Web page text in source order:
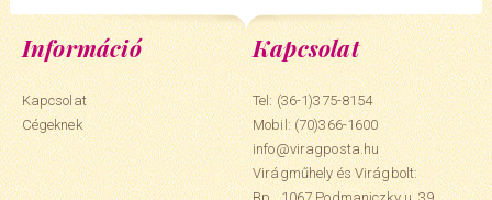
Információ
Kapcsolat
Cégeknek
Kapcsolat
Tel: (36-1)375-8154
Mobil:(70)366-1600
info@viragposta.hu
Virágműhely és Virágbolt: